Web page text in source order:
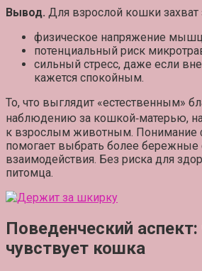
Вывод. Для взрослой кошки захват
физическое напряжение мышц
потенциальный риск
сильный стресс, даже если
кажется спокойным.
То, что выглядит «естественным»
наблюдению за кошкой‑матерью,
к взрослым животным. Понимание
помогает выбрать более бережные
взаимодействия. Без риска для
питомца.
Поведенческий аспект:
чувствует кошка